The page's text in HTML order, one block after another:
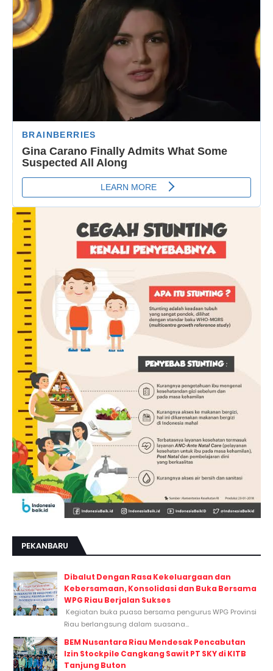
PEKANBARU
Dibalut Dengan Rasa Kekeluargaan dan
Kebersamaan, Konsolidasi dan Buka Bersama
WPG Riau Berjalan Sukses
Kegiatan buka puasa bersama pengurus WPG Provinsi
Riau berlangsung dalam suasana...
BEM Nusantara Riau Mendesak Pencabutan
Izin Stockpile Cangkang Sawit PT SKY di KITB
Tanjung Buton